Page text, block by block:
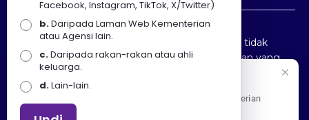
Penafian : Kerajaan Malaysia dan Kementerian
Pelancongan Seni dan Budaya (MOTAC) adalah tidak
bertanggungjawab atas kehilangan atau kerugian yang
disebabkan oleh penggunaan mana-mana maklumat
yang diperolehi dari portal ini.
Facebook, Instagram, TikTok, X/Twitter)
b.Daripada Laman Web Kementerian
atau Agensi lain.
c.Daripada rakan-rakan atau ahli
keluarga.
d.Lain-lain.
Apa Khabar! Selamat datang ke Portal Rasmi Kementerian
Pelancongan, Seni dan Budaya